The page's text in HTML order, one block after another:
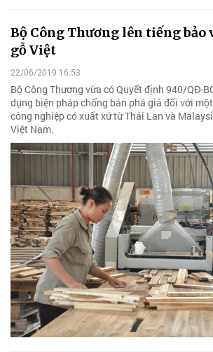
Bộ Công Thương lên tiếng bảo
gỗ Việt
22/06/2019 16:53
Bộ Công Thương vừa có Quyết định 940/QĐ-
dụng biện pháp chống bán phá giá đối với
công nghiệp có xuất xứ từ Thái Lan và
Việt Nam.